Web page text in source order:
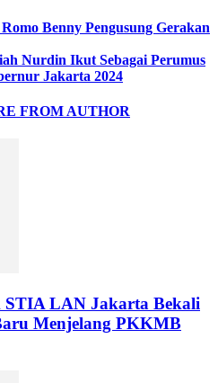
Benny Pengusung Gerakan
Nurdin Ikut Sebagai Perumus
Jakarta 2024
FROM AUTHOR
LAN Jakarta Bekali
Menjelang PKKMB